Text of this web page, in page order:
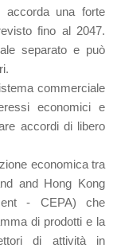
accorda una forte
fino al 2047.
separato e può
commerciale
economici e
accordi di libero
economica tra
and Hong Kong
- CEPA) che
di prodotti e la
di attività in